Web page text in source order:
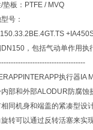
垫板：PTFE / MVQ
号：
，包括气动单作用执
执行器
部和外部ALODUR防腐蚀
同机身和端盖的紧凑型设
旋转可以通过反转活塞来实